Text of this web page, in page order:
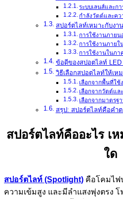
ระบบเลนส์และก
กำลังวัตต์และคว
สปอร์ตไลท์เหมาะกับงา
การใช้งานภายน
การใช้งานภายใ
การใช้งานในภ
ข้อดีของสปอตไลท์ LED
วิธีเลือกสปอตไลท์ให้เห
เลือกจากพื้นที่ใช้
เลือกจากวัตต์แล
เลือกจากมาตรฐ
สรุป: สปอร์ตไลท์คือคำต
สปอร์ตไลท์คืออะไร เ
ใด
สปอร์ตไลท์ (Spotlight) คือโคมไฟ
ความเข้มสูง และมีลำแสงพุ่งตรง